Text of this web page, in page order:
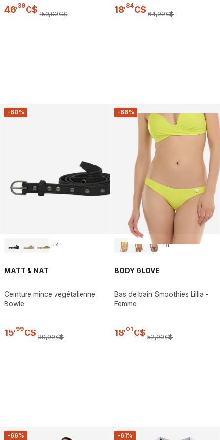
46 39C$ 159,99C$ 18 84C$ 64,99C$
-60%
+4
MATT & NAT
Ceinture mince végétalienne
Bowie
15,99C$ 39,99C$
-66%
+8
BODY GLOVE
Bas de bain Smoothies Lillia -
Femme
18,01 C$ 52,99C$
-66% -61%